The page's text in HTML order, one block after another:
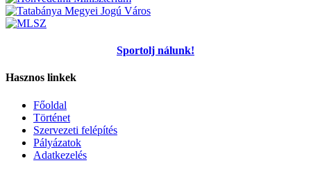
Sportolj nálunk!
Hasznos linkek
Főoldal
Történet
Szervezeti felépítés
Pályázatok
Adatkezelés